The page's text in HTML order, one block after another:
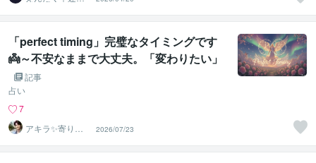
整理タロット
「perfect timing」完璧なタイミングです
👼～不安なままで大丈夫。「変わりたい」
と思った今が最高の出発点～
記事
占い
7
アキラ✨寄り添
う聴き手 迷い不
安の相談室
2026/07/23